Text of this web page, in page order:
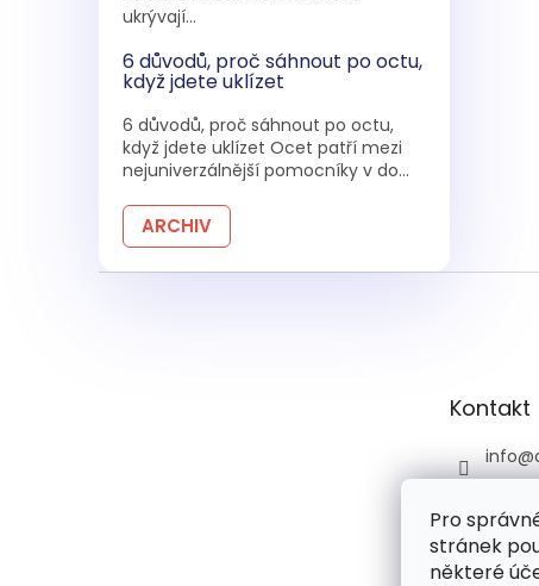
Pro
stránek
některé
ukrývají...
6 důvodů, proč sáhnout po octu,
když jdete uklízet
6 důvodů, proč sáhnout po octu,
když jdete uklízet Ocet patří mezi
nejuniverzálnější pomocníky v do...
ARCHIV
Kontakt
info@
+420
6:00)